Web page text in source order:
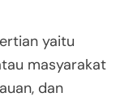
yaitu
masyarakat
dan